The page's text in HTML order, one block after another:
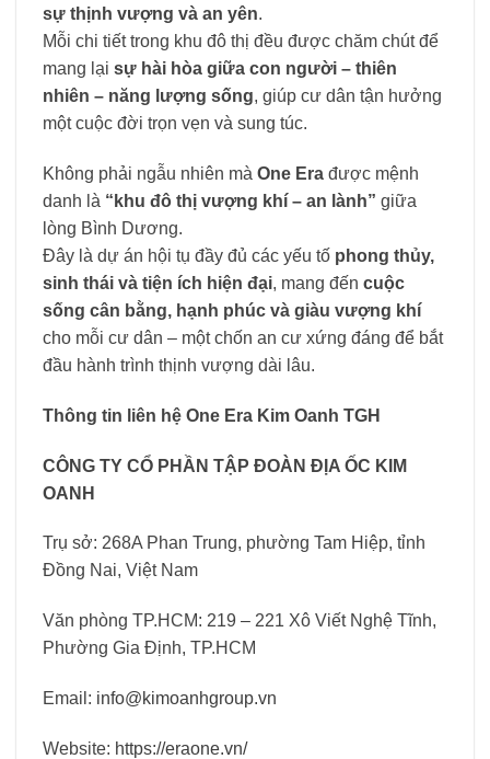
sự thịnh vượng và an yên.
Mỗi chi tiết trong khu đô thị đều được chăm chút để
mang lại sự hài hòa giữa con người – thiên
nhiên – năng lượng sống, giúp cư dân tận hưởng
một cuộc đời trọn vẹn và sung túc.
Không phải ngẫu nhiên mà One Era được mệnh
danh là “khu đô thị vượng khí – an lành” giữa
lòng Bình Dương.
Đây là dự án hội tụ đầy đủ các yếu tố phong thủy,
sinh thái và tiện ích hiện đại, mang đến cuộc
sống cân bằng, hạnh phúc và giàu vượng khí
cho mỗi cư dân – một chốn an cư xứng đáng để bắt
đầu hành trình thịnh vượng dài lâu.
Thông tin liên hệ One Era Kim Oanh TGH
CÔNG TY CỔ PHẦN TẬP ĐOÀN ĐỊA ỐC KIM
OANH
Trụ sở: 268A Phan Trung, phường Tam Hiệp, tỉnh
Đồng Nai, Việt Nam
Văn phòng TP.HCM: 219 – 221 Xô Viết Nghệ Tĩnh,
Phường Gia Định, TP.HCM
Email: info@kimoanhgroup.vn
Website: https://eraone.vn/